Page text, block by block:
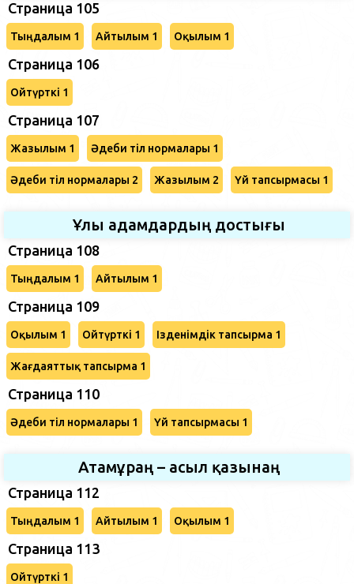
Страница 105
Тыңдалым 1 Айтылым 1 Оқылым 1
Страница 106
Ойтүрткі 1
Страница 107
Жазылым 1 Әдеби тіл нормалары 1
Әдеби тіл нормалары 2 Жазылым 2 Үй тапсырмасы 1
Ұлы адамдардың достығы
Страница 108
Тыңдалым 1 Айтылым 1
Страница 109
Оқылым 1 Ойтүрткі 1 Ізденімдік тапсырма 1
Жағдаяттық тапсырма 1
Страница 110
Әдеби тіл нормалары 1 Үй тапсырмасы 1
Атамұраң – асыл қазынаң
Страница 112
Тыңдалым 1 Айтылым 1 Оқылым 1
Страница 113
Ойтүрткі 1